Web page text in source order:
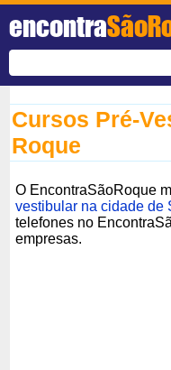
encontra
Cursos Pré-
Roque
O EncontraSãoRoque
vestibular na cidade de
telefones no
empresas.